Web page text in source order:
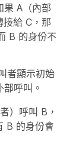
果 A（內部
給 C，那
B 的身份不
者顯示初始
呼叫。
）呼叫 B，
B 的身份會